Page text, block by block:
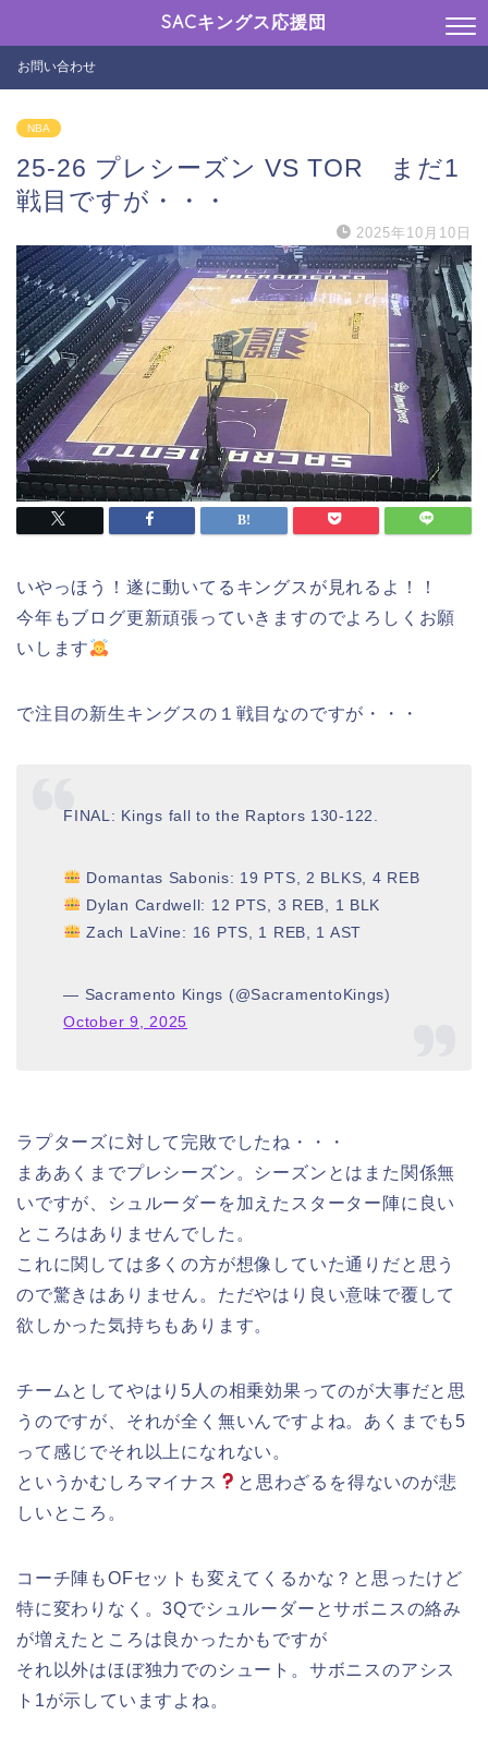
SACキングス応援団
お問い合わせ
NBA
25-26 プレシーズン VS TOR まだ1
戦目ですが・・・
2025年10月10日
いやっほう！遂に動いてるキングスが見れるよ！！
今年もブログ更新頑張っていきますのでよろしくお願
いします
で注目の新生キングスの１戦目なのですが・・・
FINAL: Kings fall to the Raptors 130-122.
Domantas Sabonis: 19 PTS, 2 BLKS, 4 REB
Dylan Cardwell: 12 PTS, 3 REB, 1 BLK
Zach LaVine: 16 PTS, 1 REB, 1 AST
— Sacramento Kings (@SacramentoKings)
October 9, 2025
ラプターズに対して完敗でしたね・・・
まああくまでプレシーズン。シーズンとはまた関係無
いですが、シュルーダーを加えたスターター陣に良い
ところはありませんでした。
これに関しては多くの方が想像していた通りだと思う
ので驚きはありません。ただやはり良い意味で覆して
欲しかった気持ちもあります。
チームとしてやはり5人の相乗効果ってのが大事だと思
うのですが、それが全く無いんですよね。あくまでも5
って感じでそれ以上になれない。
というかむしろマイナス
と思わざるを得ないのが悲
しいところ。
コーチ陣もOFセットも変えてくるかな？と思ったけど
特に変わりなく。3Qでシュルーダーとサボニスの絡み
が増えたところは良かったかもですが
それ以外はほぼ独力でのシュート。サボニスのアシス
ト1が示していますよね。